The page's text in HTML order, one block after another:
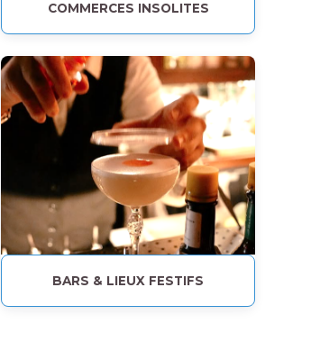
COMMERCES INSOLITES
BARS & LIEUX FESTIFS